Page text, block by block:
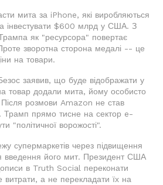
мита за iPhone, які виробляються
інвестувати $600 млрд у США. З
як "ресурсора" повертає
зворотна сторона медалі -- це
на товари.
заявив, що буде відображати у
товар додали мита, йому особисто
розмови Amazon не став
Трамп прямо тисне на сектор e-
"політичної ворожості".
супермаркетів через підвищення
введення його мит. Президент США
в Truth Social переконати
витрати, а не перекладати їх на